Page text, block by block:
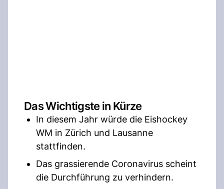
Das Wichtigste in Kürze
In diesem Jahr würde die Eishockey
WM in Zürich und Lausanne
stattfinden.
Das grassierende Coronavirus scheint
die Durchführung zu verhindern.